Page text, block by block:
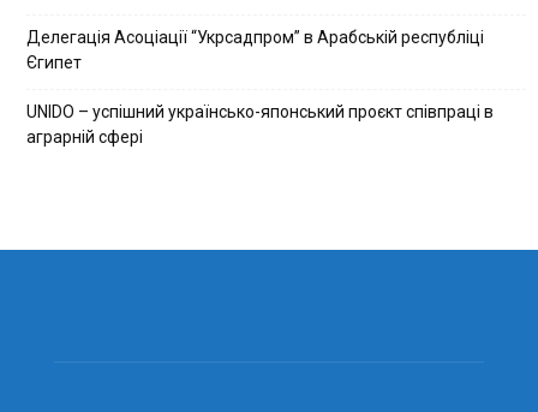
Делегація Асоціації “Укрсадпром” в Арабській республіці
Єгипет
UNIDO – успішний українсько-японський проєкт співпраці в
аграрній сфері